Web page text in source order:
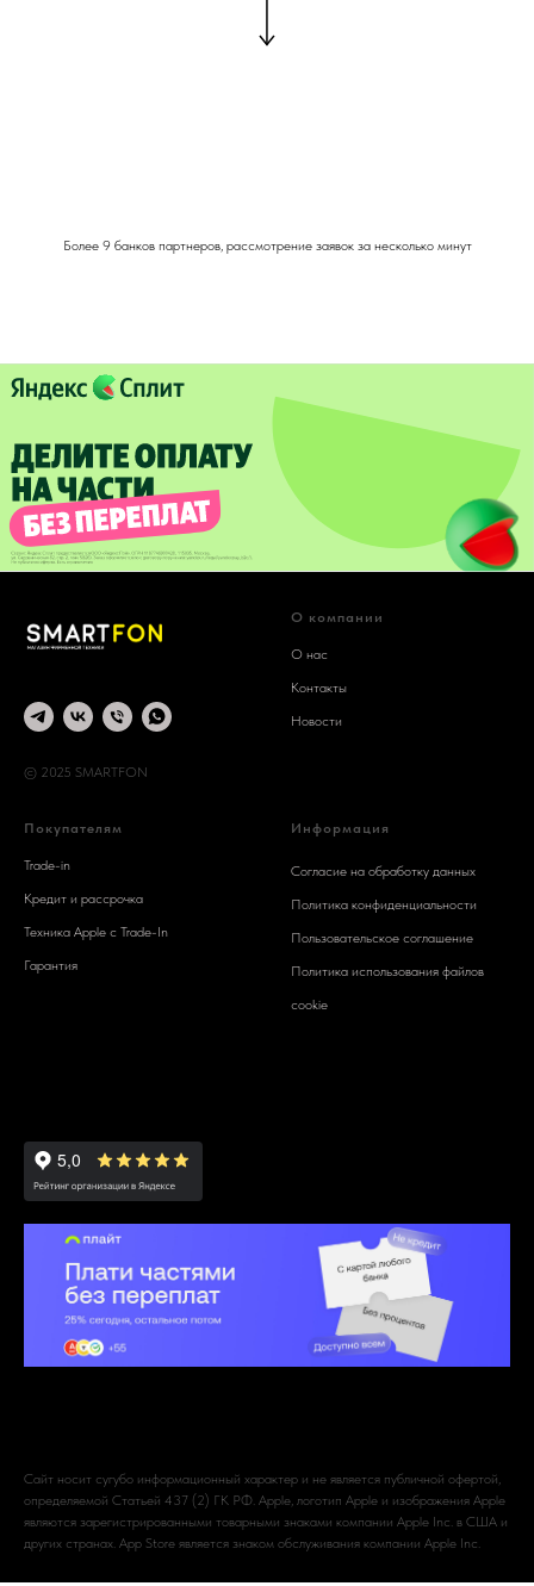
Более 9 банков партнеров, рассмотрение заявок за несколько минут
© 2025 SMARTFON
О компании
О нас
Контакты
Новости
Покупателям
Trade-in
Кредит и рассрочка
Техника Apple c Trade-In
Гарантия
Информация
Согласие на обработку данных
Политика конфиденциальности
Пользовательское соглашение
Политика использования файлов
cookie
Сайт носит сугубо информационный характер и не является публичной офертой,
определяемой Статьей 437 (2) ГК РФ. Apple, логотип Apple и изображения Apple
являются зарегистрированными товарными знаками компании Apple Inc. в США и
других странах. App Store является знаком обслуживания компании Apple Inc.